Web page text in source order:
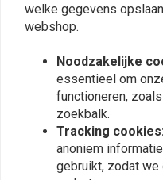
Bewegingsgemak
Duurzame Vibram
slijtvastheid
Met water behandeld
leren veiligheidsneus
Uitneembaar, volledig
thermoregulerende en
Reviews
welke gegevens
webshop.
Noodzakelijke
essentieel om
functioneren,
zoekbalk.
Tracking cookies:
anoniem
gebruikt, zodat